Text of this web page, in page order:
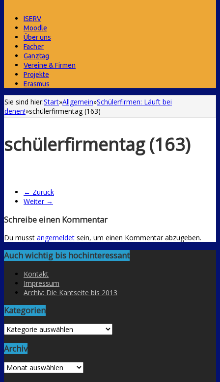
ISERV
Moodle
Über uns
Fächer
Ganztag
Vereine & Firmen
Projekte
Erasmus
Sie sind hier:Start»Allgemein»Schülerfirmen: Läuft bei
denen!»schülerfirmentag (163)
schülerfirmentag (163)
← Zurück
Weiter →
Schreibe einen Kommentar
Du musst angemeldet sein, um einen Kommentar abzugeben.
Auch wichtig bis hochinteressant
Kontakt
Impressum
Archiv: Die Kantseite bis 2013
Kategorien
Kategorien
Archiv
Archiv